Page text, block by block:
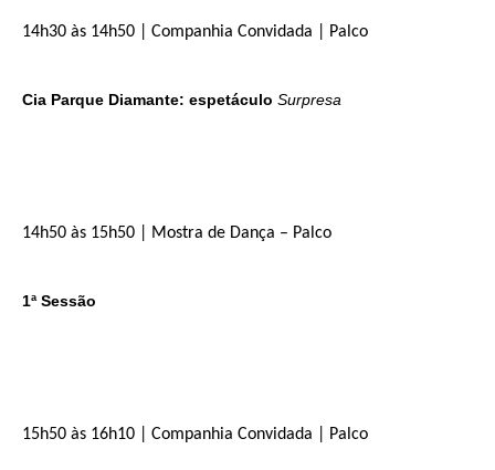
14h30 às 14h50 | Companhia Convidada | Palco
Cia Parque Diamante: espetáculo Surpresa
14h50 às 15h50 | Mostra de Dança – Palco
1ª Sessão
15h50 às 16h10 | Companhia Convidada | Palco